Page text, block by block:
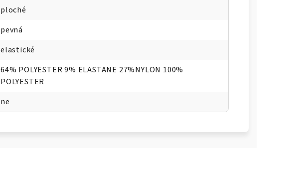
ploché
pevná
elastické
64% POLYESTER 9% ELASTANE 27%NYLON 100%
POLYESTER
ne